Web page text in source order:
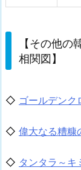
【その他の
相関図】
◇ ゴールデン
◇ 偉大なる糟糠
◇ タンタラ～